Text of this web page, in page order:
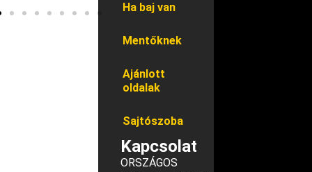
Ha baj van
Mentőknek
Ajánlott
oldalak
Sajtószoba
Kapcsolat
ORSZÁGOS